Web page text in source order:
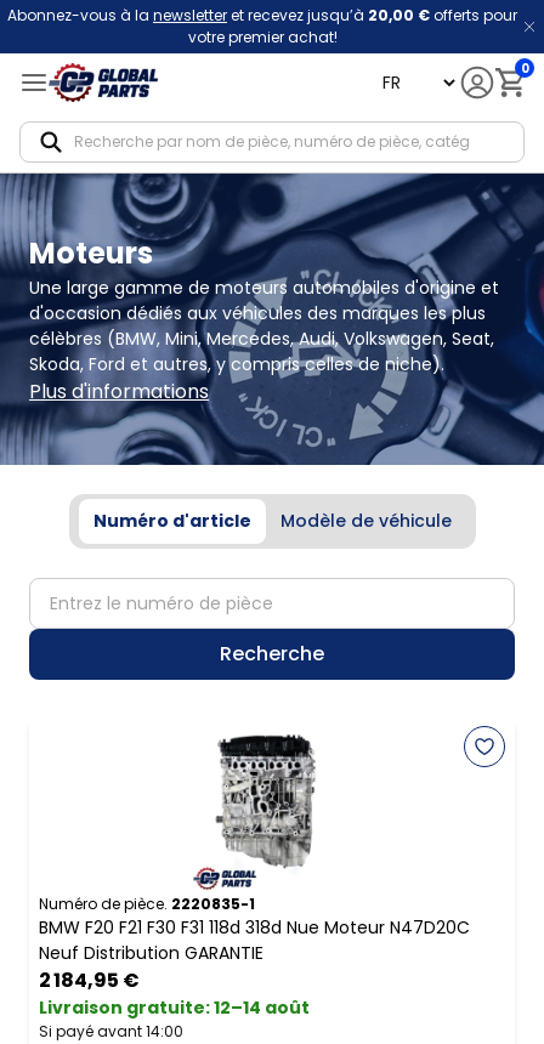
Abonnez-vous à la newsletteret recevez jusqu’à 20,00 €offerts pour
votre premier achat!
language 0
Moteurs
Une large gamme de moteurs automobiles d'origine et
d'occasion dédiés aux véhicules des marques les plus
célèbres (BMW, Mini, Mercedes, Audi, Volkswagen, Seat,
Skoda, Ford et autres, y compris celles de niche).
Plus d'informations
Numéro d'article Modèle de véhicule
partNumber
Recherche
Numéro de pièce. 2220835-1
BMW F20 F21 F30 F31 118d 318d Nue Moteur N47D20C
Neuf Distribution GARANTIE
2 184,95 €
Livraison gratuite:12–14 août
Si payé avant 14:00